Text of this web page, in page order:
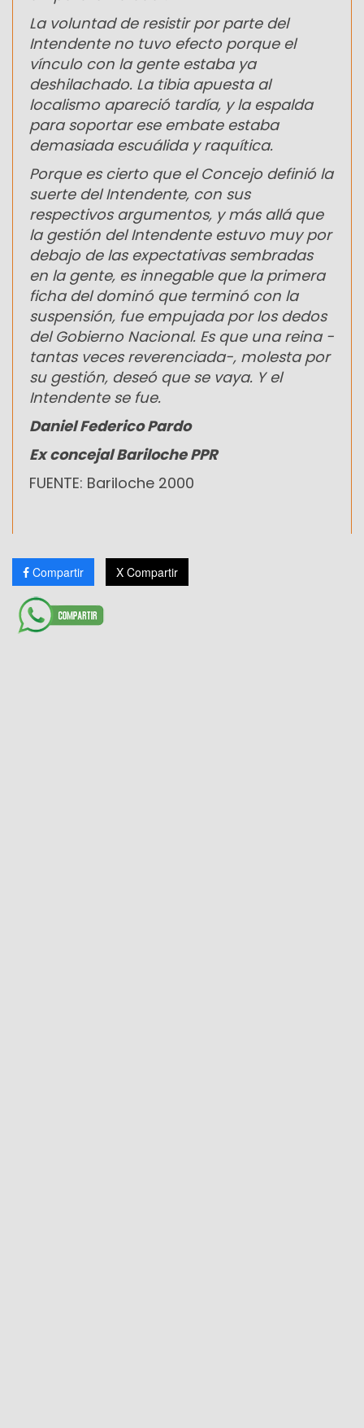
La voluntad de resistir por parte del
Intendente no tuvo efecto porque el
vínculo con la gente estaba ya
deshilachado. La tibia apuesta al
localismo apareció tardía, y la espalda
para soportar ese embate estaba
demasiada escuálida y raquítica.
Porque es cierto que el Concejo definió la
suerte del Intendente, con sus
respectivos argumentos, y más allá que
la gestión del Intendente estuvo muy por
debajo de las expectativas sembradas
en la gente, es innegable que la primera
ficha del dominó que terminó con la
suspensión, fue empujada por los dedos
del Gobierno Nacional. Es que una reina -
tantas veces reverenciada-, molesta por
su gestión, deseó que se vaya. Y el
Intendente se fue.
Daniel Federico Pardo
Ex concejal Bariloche PPR
FUENTE: Bariloche 2000
Compartir X Compartir